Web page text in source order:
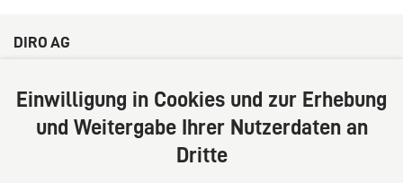
DIRO AG
20354 Hamburg
Deutschland
Tel: +49 (0) 40 41352231
Einwilligung in Cookies und zur Erhebung
und Weitergabe Ihrer Nutzerdaten an
Dritte